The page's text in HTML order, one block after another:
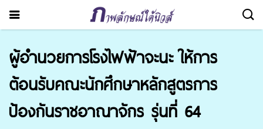
ผู้อำนวยการโรงไฟฟ้าจะนะ ให้การ
ต้อนรับคณะนักศึกษาหลักสูตรการ
ป้องกันราชอาณาจักร รุ่นที่ 64